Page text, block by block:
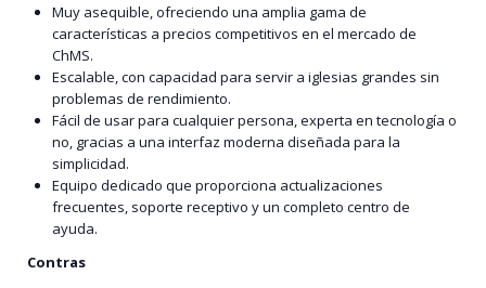
Muy asequible, ofreciendo una amplia gama de
características a precios competitivos en el mercado de
ChMS.
Escalable, con capacidad para servir a iglesias grandes sin
problemas de rendimiento.
Fácil de usar para cualquier persona, experta en tecnología o
no, gracias a una interfaz moderna diseñada para la
simplicidad.
Equipo dedicado que proporciona actualizaciones
frecuentes, soporte receptivo y un completo centro de
ayuda.
Contras